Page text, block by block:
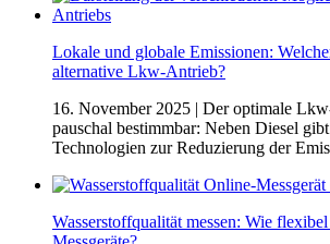
Lokale und globale Emissionen:
alternative Lkw-Antrieb?
16. November 2025 | Der optimale
pauschal bestimmbar: Neben Diesel
Technologien zur Reduzierung der
Wasserstoffqualität messen: Wie